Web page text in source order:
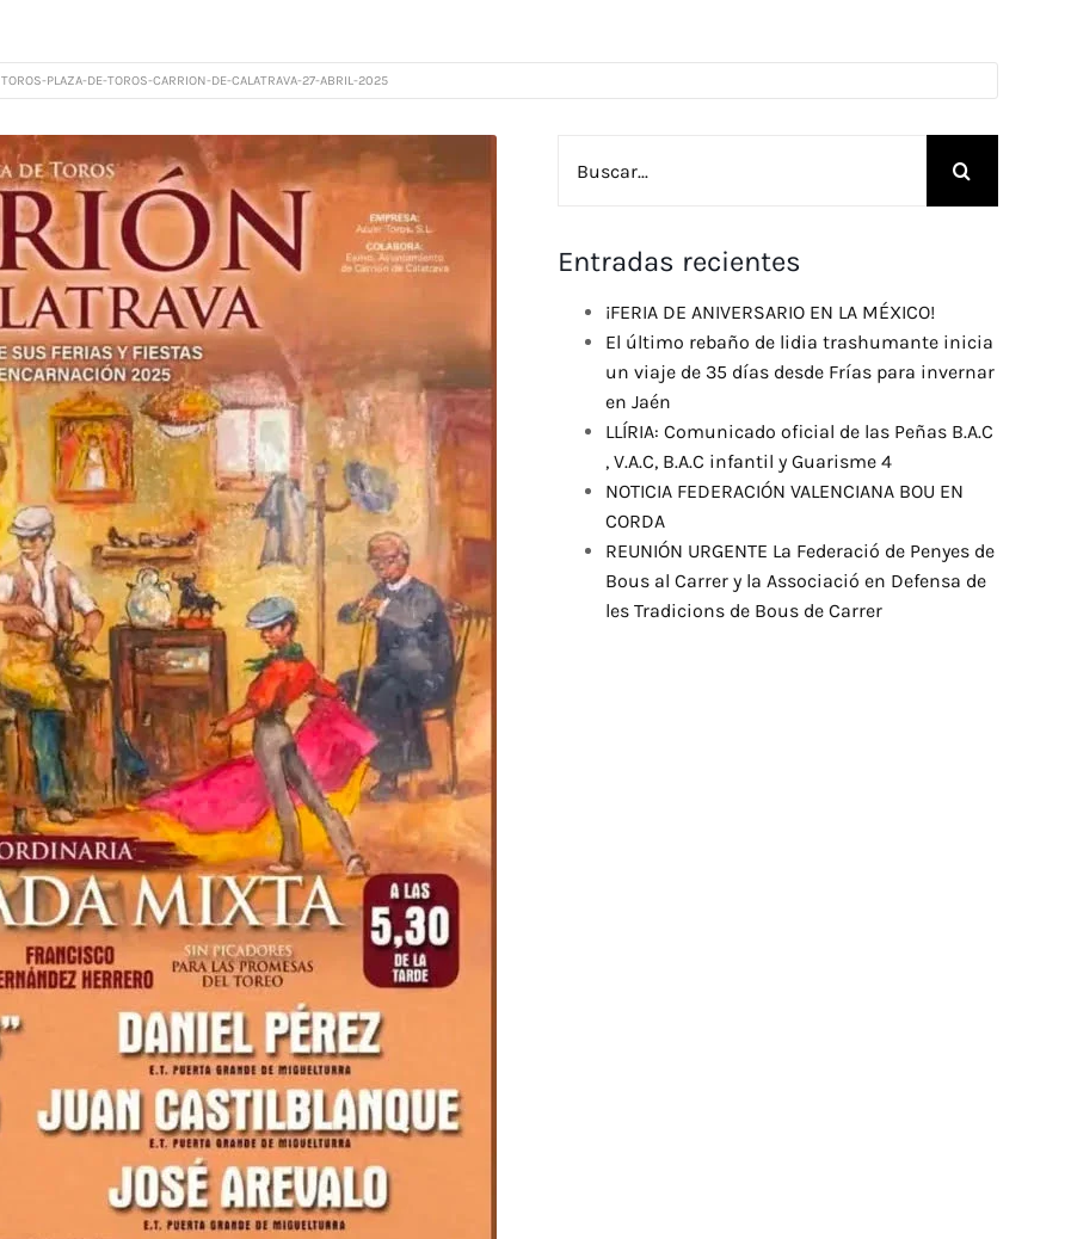
TOROS-PLAZA-DE-TOROS-CARRION-DE-CALATRAVA-27-ABRIL-2025
Entradas recientes
¡FERIA DE ANIVERSARIO EN LA MÉXICO!
El último rebaño de lidia trashumante inicia
un viaje de 35 días desde Frías para invernar
en Jaén
LLÍRIA: Comunicado oficial de las Peñas B.A.C
, V.A.C, B.A.C infantil y Guarisme 4
NOTICIA FEDERACIÓN VALENCIANA BOU EN
CORDA
REUNIÓN URGENTE La Federació de Penyes de
Bous al Carrer y la Associació en Defensa de
les Tradicions de Bous de Carrer